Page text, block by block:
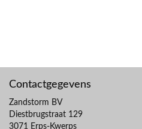
Contactgegevens
Zandstorm BV
Diestbrugstraat 129
3071 Erps-Kwerps